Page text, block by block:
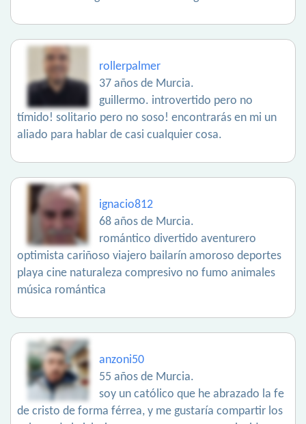
rollerpalmer
37 años de Murcia.
guillermo. introvertido pero no
tímido! solitario pero no soso! encontrarás en mi un
aliado para hablar de casi cualquier cosa.
ignacio812
68 años de Murcia.
romántico divertido aventurero
optimista cariñoso viajero bailarín amoroso deportes
playa cine naturaleza compresivo no fumo animales
música romántica
anzoni50
55 años de Murcia.
soy un católico que he abrazado la fe
de cristo de forma férrea, y me gustaría compartir los